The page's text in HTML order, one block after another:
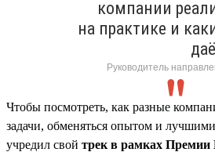
компании
на практике и
Руководитель
Чтобы посмотреть, как разные
задачи, обменяться опытом и
учредил свой трек в рамках